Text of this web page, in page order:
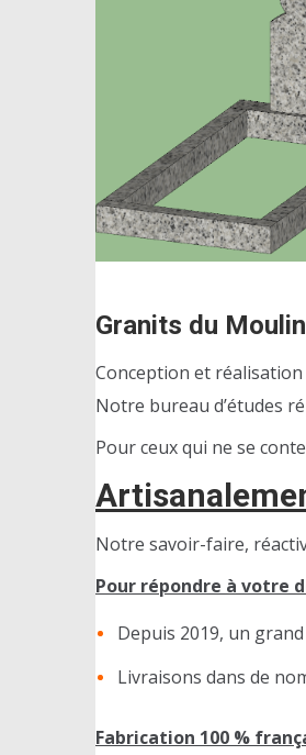
Granits du
Conception et
Notre bureau d’études
Pour ceux qui ne se
Notre savoir-faire,
Pour répondre à votre
Depuis 2019, un
Livraisons dans de
Fabrication 100 %